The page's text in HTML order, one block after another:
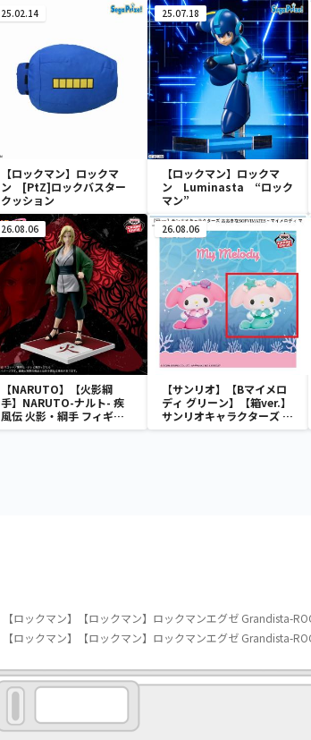
25.02.14
【ロックマン】ロックマ
ン [PtZ]ロックバスター
クッション
25.07.18
【ロックマン】ロックマ
ン Luminasta “ロック
マン”
26.08.06
【NARUTO】【火影綱
手】NARUTO-ナルト- 疾
風伝 火影・綱手 フィギュ
ア～五影集結…!!～
26.08.06
【サンリオ】【Bマイメロ
ディ グリーン】【箱ver.】
サンリオキャラクターズ お
おきなSOFVIMATES～マ
【ロックマン】【ロックマン】ロックマンエグゼ Grandista-
【ロックマン】【ロックマン】ロックマンエグゼ Grandista-